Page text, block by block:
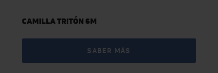
CAMILLA TRITÓN 6M
SABER MÁS